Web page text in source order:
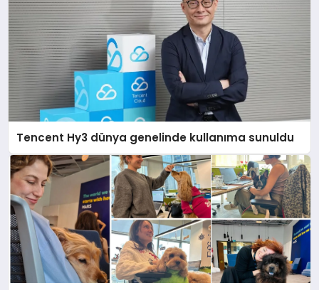
Tencent Hy3 dünya genelinde kullanıma sunuldu